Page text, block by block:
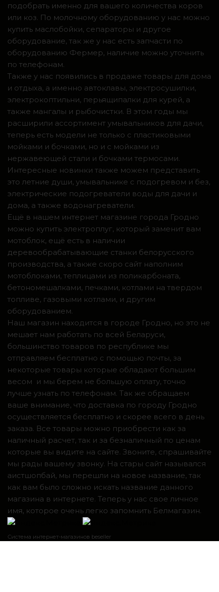
подобрать именно для вашего количества коров
или коз. По молочному оборудованию у нас можно
купить маслобойки, сепараторы и другое
оборудование, так же у нас есть запчасти по
оборудованию Фермер, наличие можно уточнить
по телефонам.
Также у нас появились в продаже товары для дома
и отдыха, а именно автоклавы, электросушилки,
электрокоптильни, перьящипалки для курей, а
также мангалы и рыбочистки. В этом годы мы
расширили ассортимент умывальников для дачи,
теперь есть модели не только с пластиковыми
мойками и бочками, но и с мойками из
нержавеющей стали и бочками термосами.
Интересные новинки также можем представить
это летние души, умывальнике с подогревом и без,
электрические подогреватели воды для дачи и
дома, а также водонагреватели.
Ещё в нашем интернет магазине города Гродно
можно купить электроплуг, который заменит вам
мотоблок, ещё есть в наличии
деревообрабатывающие станки белорусского
производства, а также скоро сайт наполним
мотоблоками, теплицами из поликарбоната,
бетономешалками, печками, котлами на твердом
топливе, газовыми котлами, и другим
оборудованием.
Наш магазин находится в городе Гродно, но это не
мешает нам работать по всей Беларуси,
большинство товаров по республике мы
отправляем бесплатно с помощью почты, за
некоторые товары которые обладают большим
весом и мы берем не большую оплату, точно
лучше узнать по телефонам. Так же обращаем
ваше внимание, что доставка по городу Гродно
осуществляется бесплатно и скорее всего в день
заказа. Все товары можно приобрести как за
наличный расчет, так и за безналичный по ценам
которые вы видите на сайте. Звоните, спрашивайте
мы рады вашему звонку. На стары сайт назывался
аистшопбай, мы перешли на новое название, так
как вам было сложно искать название данного
магазина в интернете. Теперь у нас свое личное
имя, которое очень легко запомнить Белмагазин.
Система интернет-магазинов beseller